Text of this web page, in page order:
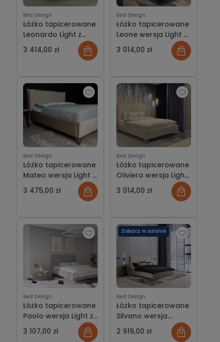
Bed Design
Łóżko tapicerowane
Leonardo Light z
pojemnikiem lub bez
3 414,00 zł
Bed Design
Łóżko tapicerowane
Leone wersja Light z
pojemnikiem lub bez
3 014,00 zł
Bed Design
Łóżko tapicerowane
Mateo wersja Light z
pojemnikiem lub bez
3 475,00 zł
Bed Design
Łóżko tapicerowane
Oliviero wersja Light
z pojemnikiem lub
bez
3 014,00 zł
Bed Design
Łóżko tapicerowane
Paolo wersja Light z
pojemnikiem lub bez
3 107,00 zł
Bed Design
Łóżko tapicerowane
Silvano wersja
ramowa z
pojemnikiem lub bez
2 919,00 zł
Zobacz w salonie